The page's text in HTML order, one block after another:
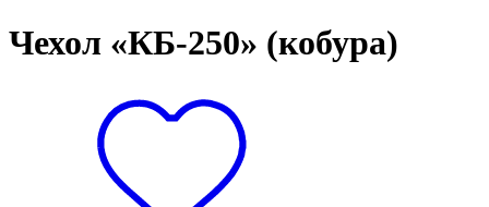
Чехол «КБ-250» (кобура)